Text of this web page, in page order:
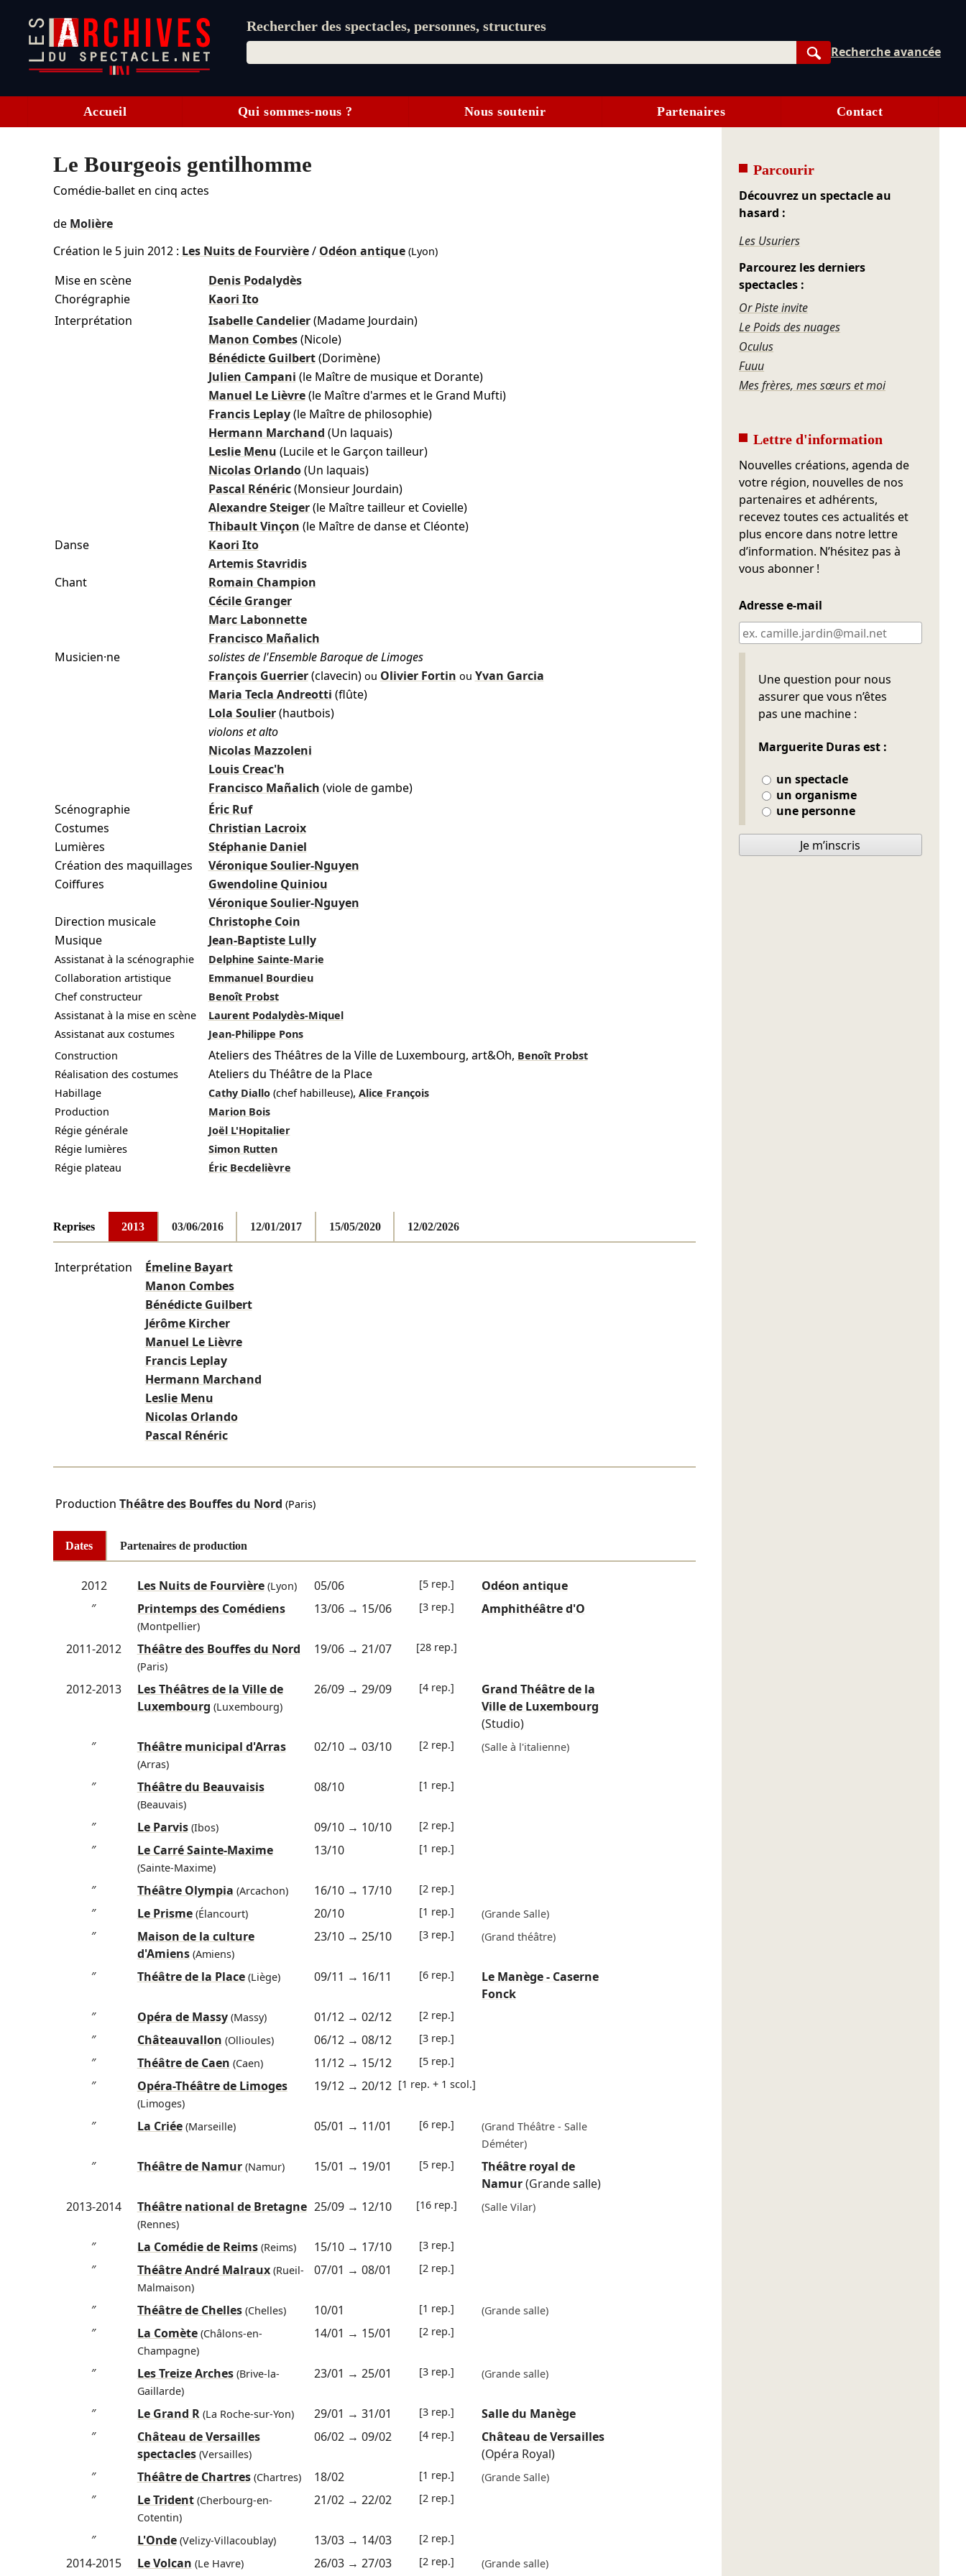
Rechercher des spectacles, personnes, structures
Rechercher
Recherche avancée
Accueil Qui sommes-nous ? Nous soutenir Partenaires Contact
Le Bourgeois gentilhomme
Comédie-ballet en cinq actes
de Molière
Création le 5 juin 2012: Les Nuits de Fourvière/ Odéon antique(Lyon)
Mise en scène
Denis Podalydès
Chorégraphie
Kaori Ito
Interprétation
Isabelle Candelier (Madame Jourdain)
Manon Combes (Nicole)
Bénédicte Guilbert (Dorimène)
Julien Campani (le Maître de musique et Dorante)
Manuel Le Lièvre (le Maître d'armes et le Grand Mufti)
Francis Leplay (le Maître de philosophie)
Hermann Marchand (Un laquais)
Leslie Menu (Lucile et le Garçon tailleur)
Nicolas Orlando (Un laquais)
Pascal Rénéric (Monsieur Jourdain)
Alexandre Steiger (le Maître tailleur et Covielle)
Thibault Vinçon (le Maître de danse et Cléonte)
Danse
Kaori Ito
Artemis Stavridis
Chant
Romain Champion
Cécile Granger
Marc Labonnette
Francisco Mañalich
Musicien·ne
solistes de l'Ensemble Baroque de Limoges
François Guerrier (clavecin) ou Olivier Fortin ou Yvan Garcia
Maria Tecla Andreotti (flûte)
Lola Soulier (hautbois)
violons et alto
Nicolas Mazzoleni
Louis Creac'h
Francisco Mañalich (viole de gambe)
Scénographie
Éric Ruf
Costumes
Christian Lacroix
Lumières
Stéphanie Daniel
Création des maquillages
Véronique Soulier-Nguyen
Coiffures
Gwendoline Quiniou
Véronique Soulier-Nguyen
Direction musicale
Christophe Coin
Musique
Jean-Baptiste Lully
Assistanat à la scénographie
Delphine Sainte-Marie
Collaboration artistique
Emmanuel Bourdieu
Chef constructeur
Benoît Probst
Assistanat à la mise en scène
Laurent Podalydès-Miquel
Assistanat aux costumes
Jean-Philippe Pons
Construction
Ateliers des Théâtres de la Ville de Luxembourg, art&Oh, Benoît Probst
Réalisation des costumes
Ateliers du Théâtre de la Place
Habillage Cathy Diallo (chef habilleuse), Alice François
Production
Marion Bois
Régie générale
Joël L'Hopitalier
Régie lumières
Simon Rutten
Régie plateau
Éric Becdelièvre
Reprises 2013 03/06/2016 12/01/2017 15/05/2020 12/02/2026
Interprétation
Émeline Bayart
Manon Combes
Bénédicte Guilbert
Jérôme Kircher
Manuel Le Lièvre
Francis Leplay
Hermann Marchand
Leslie Menu
Nicolas Orlando
Pascal Rénéric
Production Théâtre des Bouffes du Nord (Paris)
Dates Partenaires de production
2012 Les Nuits de Fourvière(Lyon) 05/06 [5 rep.]
Odéon antique
″
Printemps des Comédiens
(Montpellier)
13/06→ 15/06 [3 rep.] Amphithéâtre d'O
2011-2012 Théâtre des Bouffes du Nord
(Paris)
19/06→ 21/07 [28 rep.]
2012-2013
Les Théâtres de la Ville de
Luxembourg (Luxembourg)
26/09→ 29/09 [4 rep.]
Grand Théâtre de la
Ville de Luxembourg
(Studio)
″
Théâtre municipal d'Arras
(Arras)
02/10→ 03/10 [2 rep.] (Salle à l'italienne)
″ Théâtre du Beauvaisis
(Beauvais)
08/10 [1 rep.]
″ Le Parvis(Ibos) 09/10→ 10/10 [2 rep.]
″ Le Carré Sainte-Maxime
(Sainte-Maxime)
13/10 [1 rep.]
″ Théâtre Olympia (Arcachon) 16/10→ 17/10 [2 rep.]
″ Le Prisme(Élancourt) 20/10 [1 rep.] (Grande Salle)
″
Maison de la culture
d'Amiens(Amiens)
23/10→ 25/10 [3 rep.] (Grand théâtre)
″ Théâtre de la Place(Liège) 09/11 → 16/11 [6 rep.]
Le Manège - Caserne
Fonck
″
Opéra de Massy(Massy) 01/12→ 02/12 [2 rep.]
″ Châteauvallon (Ollioules) 06/12→ 08/12 [3 rep.]
″ Théâtre de Caen (Caen) 11/12→ 15/12 [5 rep.]
″ Opéra-Théâtre de Limoges
(Limoges)
19/12→ 20/12 [1 rep. + 1 scol.]
″ La Criée(Marseille) 05/01 → 11/01 [6 rep.]
(Grand Théâtre - Salle
Déméter)
″ Théâtre de Namur(Namur) 15/01 → 19/01 [5 rep.]
Théâtre royal de
Namur(Grande salle)
2013-2014
Théâtre national de Bretagne
(Rennes)
25/09→ 12/10 [16 rep.] (Salle Vilar)
″ La Comédie de Reims(Reims) 15/10→ 17/10 [3 rep.]
″ Théâtre André Malraux(Rueil-
Malmaison)
07/01 → 08/01 [2 rep.]
″ Théâtre de Chelles(Chelles) 10/01 [1 rep.] (Grande salle)
″ La Comète(Châlons-en-
Champagne)
14/01 → 15/01 [2 rep.]
″ Les Treize Arches(Brive-la-
Gaillarde)
23/01 → 25/01 [3 rep.] (Grande salle)
″ Le Grand R(La Roche-sur-Yon) 29/01 → 31/01 [3 rep.]
Salle du Manège
″
Château de Versailles
spectacles(Versailles)
06/02→ 09/02 [4 rep.]
Château de Versailles
(Opéra Royal)
″
Théâtre de Chartres(Chartres) 18/02 [1 rep.] (Grande Salle)
″ Le Trident(Cherbourg-en-
Cotentin)
21/02→ 22/02 [2 rep.]
″ L'Onde(Velizy-Villacoublay) 13/03→ 14/03 [2 rep.]
2014-2015 Le Volcan (Le Havre) 26/03→ 27/03 [2 rep.] (Grande salle)
Parcourir
Découvrez un spectacle au
hasard :
Les Usuriers
Parcourez les derniers
spectacles :
Or Piste invite
Le Poids des nuages
Oculus
Fuuu
Mes frères, mes sœurs et moi
Lettre d'information
Nouvelles créations, agenda de
votre région, nouvelles de nos
partenaires et adhérents,
recevez toutes ces actualités et
plus encore dans notre lettre
d’information. N’hésitez pas à
vous abonner !
Adresse e-mail
Une question pour nous
assurer que vous n’êtes
pas une machine :
Marguerite Duras est :
un spectacle
un organisme
une personne
Ne pas remplir
Je m’inscris